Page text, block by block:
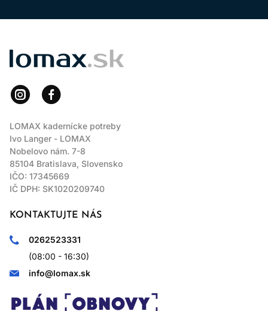
MUSÍ BYŤ PRODUKT „CURLY
Nie. Dôležitejšie je, či celá receptúra a spôsob použitia
vyhovujú vašim vlasom a pokožke.
LOMAX
LOMAX kadernícke potreby
Ivo Langer - LOMAX
Nobelovo nám. 7-8
85104 Bratislava, Slovensko
IČO: 17345669
IČ DPH: SK1020209740
KONTAKTUJTE NÁS
0262523331
(08:00 - 16:30)
info@lomax.sk